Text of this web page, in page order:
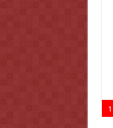
1